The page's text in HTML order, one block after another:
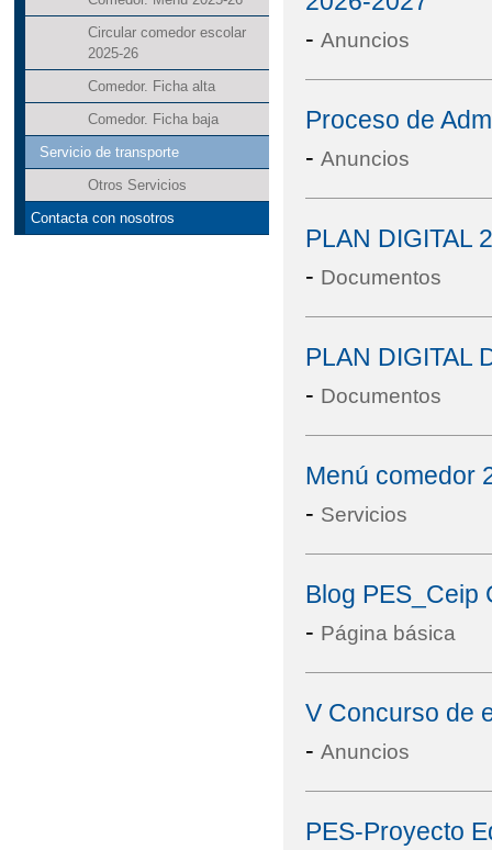
Circular comedor escolar
2025-26
Comedor. Ficha alta
Comedor. Ficha baja
Servicio de transporte
Otros Servicios
Contacta con nosotros
- Anuncios
Proceso de
- Anuncios
PLAN DIGITAL
- Documentos
PLAN DIGITAL
- Documentos
Menú comedor
- Servicios
Blog PES_Ceip
- Página básica
V Concurso de
- Anuncios
PES-Proyecto